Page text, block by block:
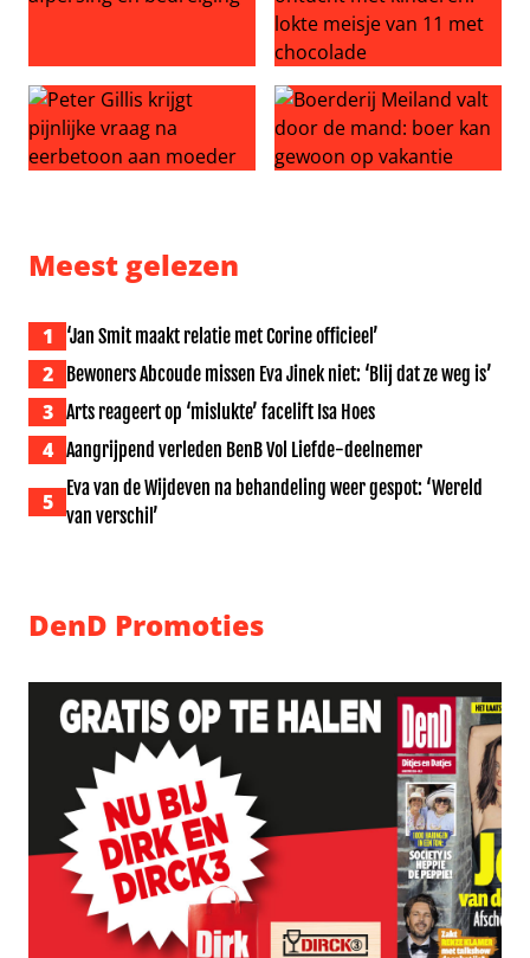
Deelnemer BenB Vol Liefde-Iris betrokken bij afpersing
Gary Glitter opnieuw voor
Meest gelezen
1 ‘Jan Smit maakt relatie met Corine officieel’
2 Bewoners Abcoude missen Eva Jinek niet: ‘Blij dat ze weg is’
3 Arts reageert op ‘mislukte’ facelift Isa Hoes
4 Aangrijpend verleden BenB Vol Liefde-deelnemer
5
Eva van de Wijdeven na behandeling weer gespot: ‘Wereld
van verschil’
DenD Promoties